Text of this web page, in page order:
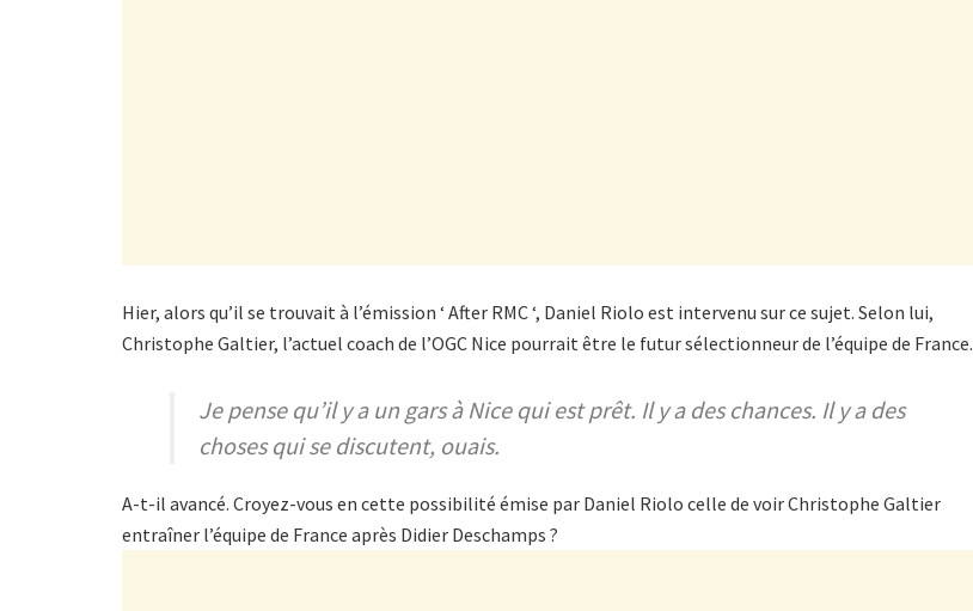
Hier, alors qu’il se trouvait à l’émission ‘ After RMC ‘, Daniel Riolo est intervenu sur ce sujet. Selon lui,
Christophe Galtier, l’actuel coach de l’OGC Nice pourrait être le futur sélectionneur de l’équipe de France.
Je pense qu’il y a un gars à Nice qui est prêt. Il y a des chances. Il y a des
choses qui se discutent, ouais.
A-t-il avancé. Croyez-vous en cette possibilité émise par Daniel Riolo celle de voir Christophe Galtier
entraîner l’équipe de France après Didier Deschamps ?